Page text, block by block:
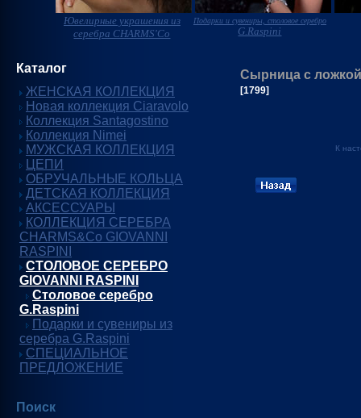
Ювелирные украшения из
серебра CHARMS'Co
Подарки и сувениры, столовое серебро
G.Raspini
Каталог
ЖЕНСКАЯ КОЛЛЕКЦИЯ
Новая коллекция Ciaravolo
Коллекция Santagostino
Коллекция Nimei
МУЖСКАЯ КОЛЛЕКЦИЯ
ЦЕПИ
ОБРУЧАЛЬНЫЕ КОЛЬЦА
ДЕТСКАЯ КОЛЛЕКЦИЯ
АКСЕССУАРЫ
КОЛЛЕКЦИЯ СЕРЕБРА
CHARMS&Co GIOVANNI
RASPINI
СТОЛОВОЕ СЕРЕБРО
GIOVANNI RASPINI
Столовое серебро
G.Raspini
Подарки и сувениры из
серебра G.Raspini
СПЕЦИАЛЬНОЕ
ПРЕДЛОЖЕНИЕ
Поиск
Сырница с ложкой
[1799]
К